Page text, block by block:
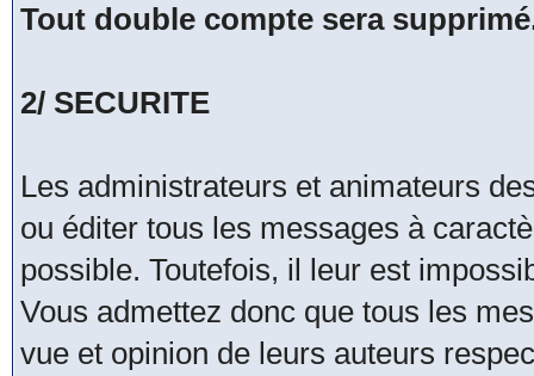
Tout double compte sera
2/ SECURITE
Les administrateurs et animateurs
ou éditer tous les messages à
possible. Toutefois, il leur est
Vous admettez donc que tous les
vue et opinion de leurs auteurs